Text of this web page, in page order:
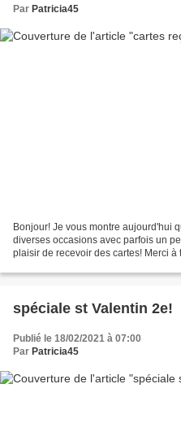
Par Patricia45
Bonjour! Je vous montre aujourd'hui
diverses occasions avec parfois un
plaisir de recevoir des cartes! Merci
spéciale st Valentin 2e!
Publié le 18/02/2021 à 07:00
Par Patricia45